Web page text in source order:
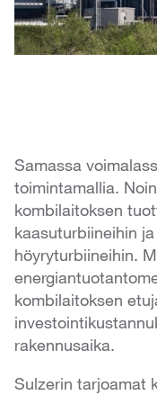
Samassa
toimintamallia.
kombilaitoksen
kaasuturbiineihin
höyryturbiineihin.
kombilaitoksen
rakennusaika.
Sulzerin tarjoamat